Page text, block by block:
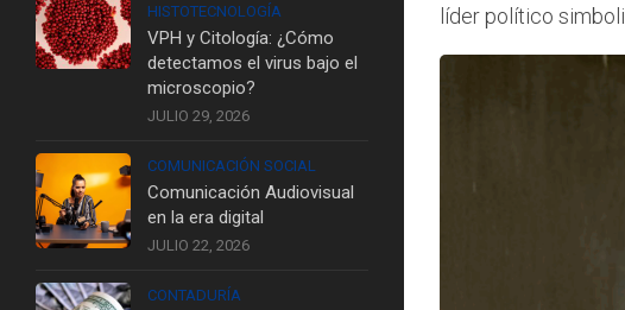
líder político
HISTOTECNOLOGÍA
VPH y Citología: ¿Cómo
detectamos el virus bajo el
microscopio?
JULIO 29, 2026
COMUNICACIÓN SOCIAL
Comunicación Audiovisual
en la era digital
JULIO 22, 2026
CONTADURÍA